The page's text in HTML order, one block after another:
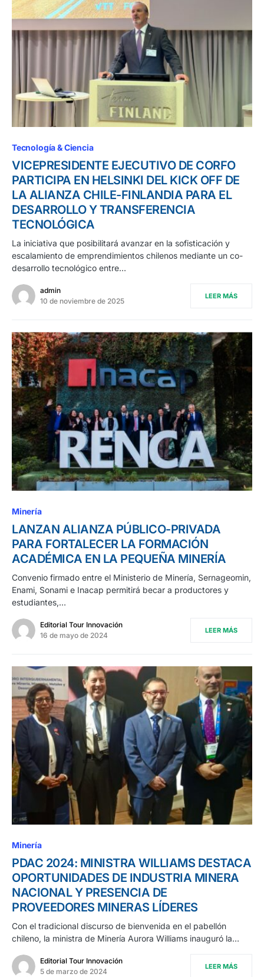
Tecnología & Ciencia
VICEPRESIDENTE EJECUTIVO DE CORFO
PARTICIPA EN HELSINKI DEL KICK OFF DE
LA ALIANZA CHILE-FINLANDIA PARA EL
DESARROLLO Y TRANSFERENCIA
TECNOLÓGICA
La iniciativa que posibilitará avanzar en la sofisticación y
escalamiento de emprendimientos chilenos mediante un co-
desarrollo tecnológico entre…
admin
10 de noviembre de 2025
LEER MÁS
Minería
LANZAN ALIANZA PÚBLICO-PRIVADA
PARA FORTALECER LA FORMACIÓN
ACADÉMICA EN LA PEQUEÑA MINERÍA
Convenio firmado entre el Ministerio de Minería, Sernageomin,
Enami, Sonami e Inacap permitirá becar a productores y
estudiantes,…
Editorial Tour Innovación
16 de mayo de 2024
LEER MÁS
Minería
PDAC 2024: MINISTRA WILLIAMS DESTACA
OPORTUNIDADES DE INDUSTRIA MINERA
NACIONAL Y PRESENCIA DE
PROVEEDORES MINERAS LÍDERES
Con el tradicional discurso de bienvenida en el pabellón
chileno, la ministra de Minería Aurora Williams inauguró la…
Editorial Tour Innovación
5 de marzo de 2024
LEER MÁS